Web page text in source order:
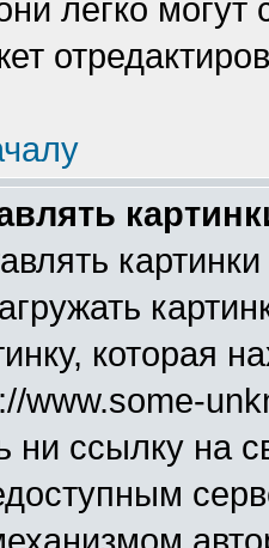
легко
которая
www.some-
ни ссылку на